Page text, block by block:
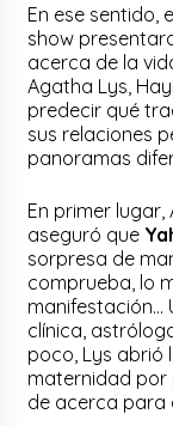
En ese sentido,
show
acerca de la
Agatha Lys,
predecir qué
sus relaciones
panoramas
En primer
aseguró que
sorpresa de
comprueba, lo
manifestación…
clínica,
poco, Lys abrió
maternidad por
de acerca para